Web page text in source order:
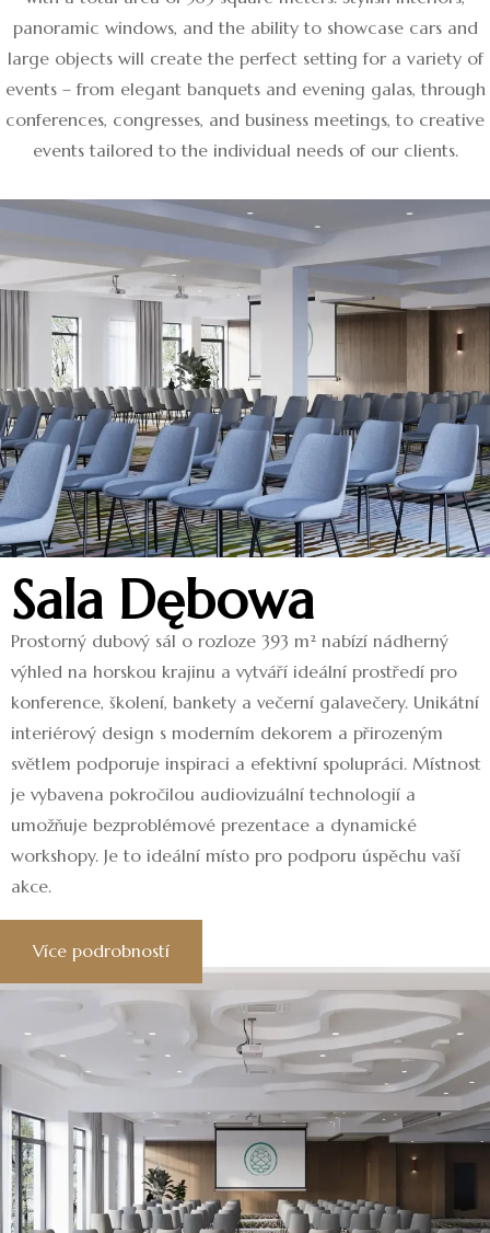
panoramic windows, and the ability to showcase cars and
large objects will create the perfect setting for a variety of
events – from elegant banquets and evening galas, through
conferences, congresses, and business meetings, to creative
events tailored to the individual needs of our clients.
Sala Dębowa
Prostorný dubový sál o rozloze 393 m² nabízí nádherný
výhled na horskou krajinu a vytváří ideální prostředí pro
konference, školení, bankety a večerní galavečery. Unikátní
interiérový design s moderním dekorem a přirozeným
světlem podporuje inspiraci a efektivní spolupráci. Místnost
je vybavena pokročilou audiovizuální technologií a
umožňuje bezproblémové prezentace a dynamické
workshopy. Je to ideální místo pro podporu úspěchu vaší
akce.
Více podrobností